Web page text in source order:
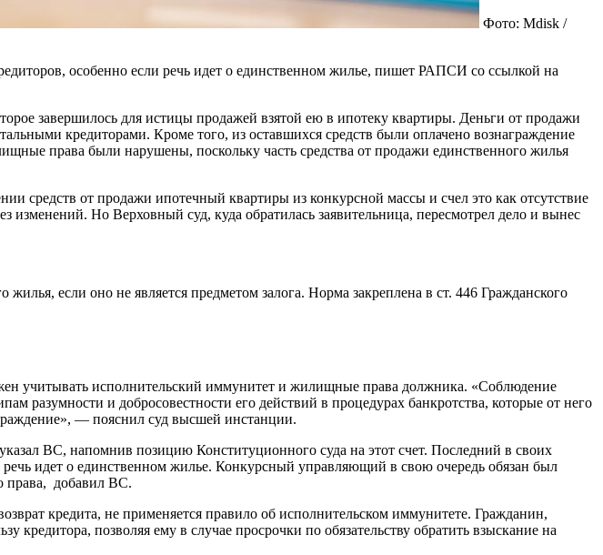
Фото: Mdisk /
особенно если речь идет о единственном жилье, пишет РАПСИ со ссылкой на
завершилось для истицы продажей взятой ею в ипотеку квартиры. Деньги от продажи
кредиторами. Кроме того, из оставшихся средств были оплачено вознаграждение
права были нарушены, поскольку часть средства от продажи единственного жилья
средств от продажи ипотечный квартиры из конкурсной массы и счел это как отсутствие
Но Верховный суд, куда обратилась заявительница, пересмотрел дело и вынес
если оно не является предметом залога. Норма закреплена в ст. 446 Гражданского
учитывать исполнительский иммунитет и жилищные права должника. «Соблюдение
разумности и добросовестности его действий в процедурах банкротства, которые от него
— пояснил суд высшей инстанции.
ВС, напомнив позицию Конституционного суда на этот счет. Последний в своих
идет о единственном жилье. Конкурсный управляющий в свою очередь обязан был
права, добавил ВС.
кредита, не применяется правило об исполнительском иммунитете. Гражданин,
кредитора, позволяя ему в случае просрочки по обязательству обратить взыскание на